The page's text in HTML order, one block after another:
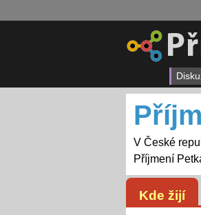
V České
Příjmení
Kde žijí